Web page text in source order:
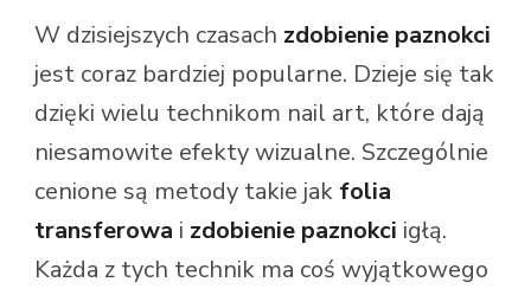
W dzisiejszych czasach zdobienie paznokci
jest coraz bardziej popularne. Dzieje się tak
dzięki wielu technikom nail art, które dają
niesamowite efekty wizualne. Szczególnie
cenione są metody takie jak folia
transferowa i zdobienie paznokci igłą.
Każda z tych technik ma coś wyjątkowego